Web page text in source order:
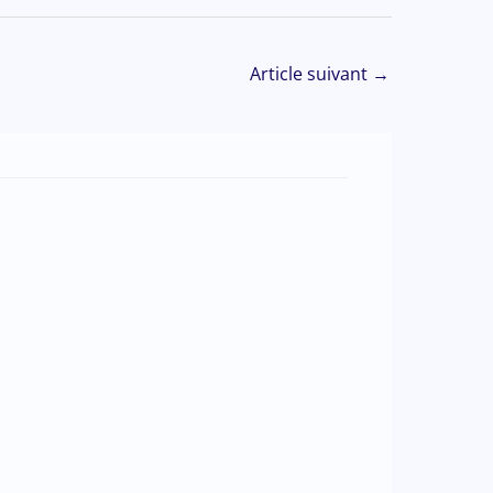
Article suivant →